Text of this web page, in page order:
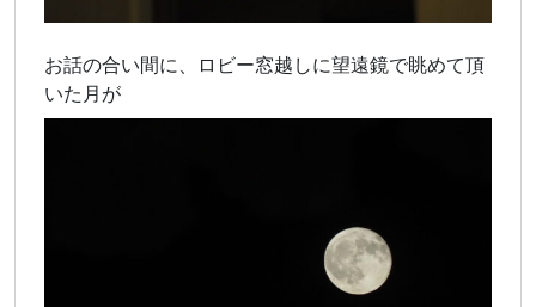
お話の合い間に、ロビー窓越しに望遠鏡で眺めて頂
いた月が